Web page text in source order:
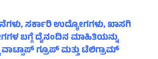
ಸರ್ಕಾರಿ ಉದ್ಯೋಗಗಳು, ಖಾಸಗಿ
ಬಗ್ಗೆ ದೈನಂದಿನ ಮಾಹಿತಿಯನ್ನು
ಗ್ರೂಪ್ ಮತ್ತು ಟೆಲಿಗ್ರಾಮ್